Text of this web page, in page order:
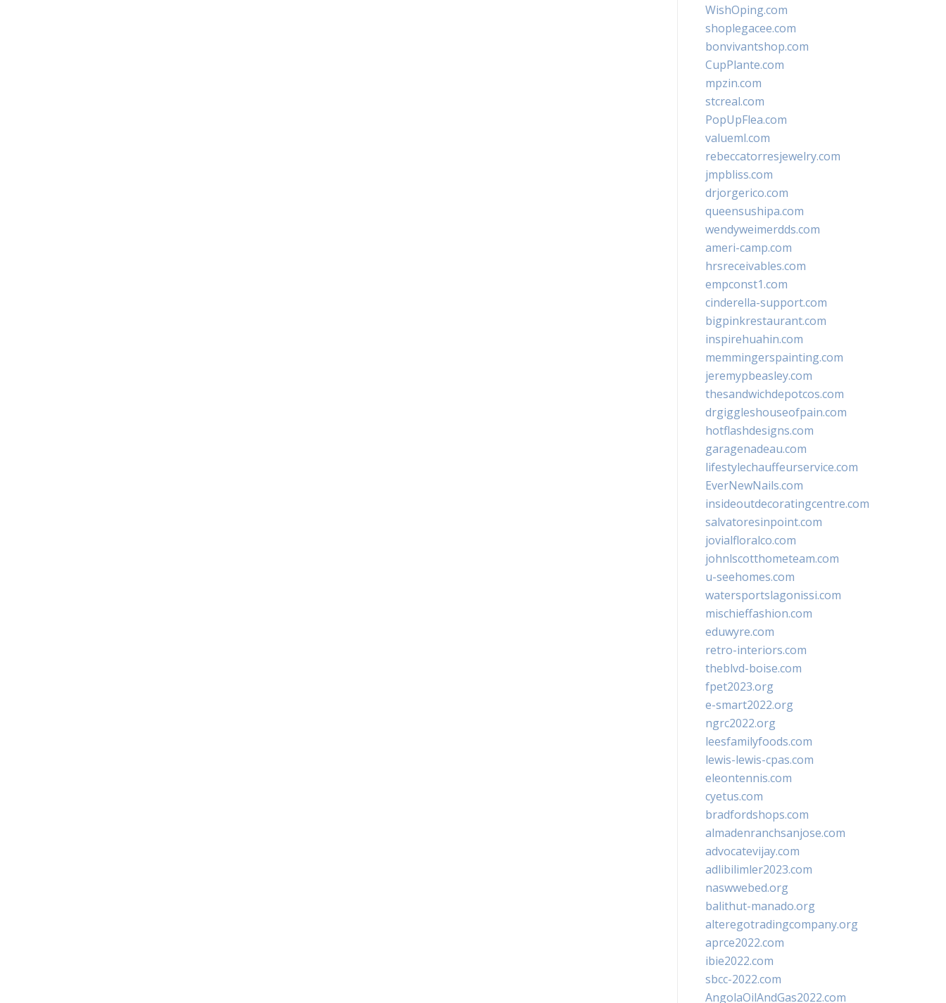
WishOping.com
shoplegacee.com
bonvivantshop.com
CupPlante.com
mpzin.com
stcreal.com
PopUpFlea.com
valueml.com
rebeccatorresjewelry.com
jmpbliss.com
drjorgerico.com
queensushipa.com
wendyweimerdds.com
ameri-camp.com
hrsreceivables.com
empconst1.com
cinderella-support.com
bigpinkrestaurant.com
inspirehuahin.com
memmingerspainting.com
jeremypbeasley.com
thesandwichdepotcos.com
drgiggleshouseofpain.com
hotflashdesigns.com
garagenadeau.com
lifestylechauffeurservice.com
EverNewNails.com
insideoutdecoratingcentre.com
salvatoresinpoint.com
jovialfloralco.com
johnlscotthometeam.com
u-seehomes.com
watersportslagonissi.com
mischieffashion.com
eduwyre.com
retro-interiors.com
theblvd-boise.com
fpet2023.org
e-smart2022.org
ngrc2022.org
leesfamilyfoods.com
lewis-lewis-cpas.com
eleontennis.com
cyetus.com
bradfordshops.com
almadenranchsanjose.com
advocatevijay.com
adlibilimler2023.com
naswwebed.org
balithut-manado.org
alteregotradingcompany.org
aprce2022.com
ibie2022.com
sbcc-2022.com
AngolaOilAndGas2022.com